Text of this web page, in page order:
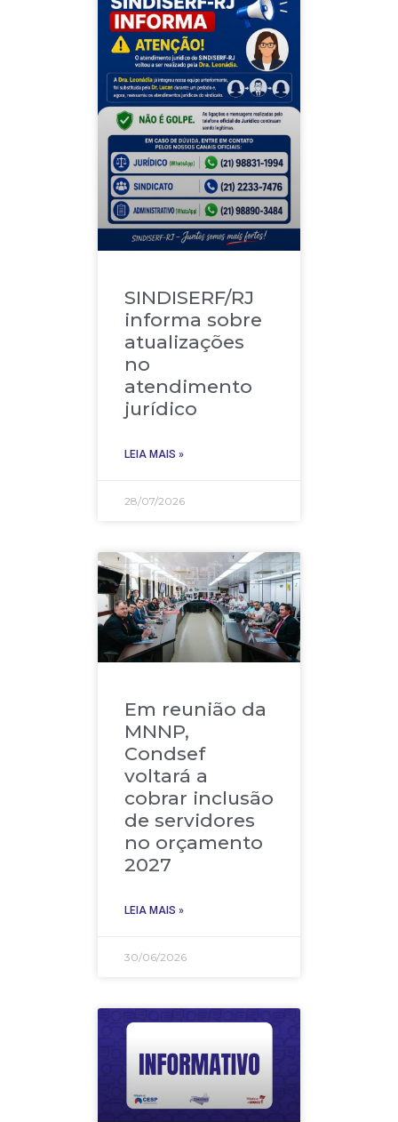
SINDISERF/RJ
informa sobre
atualizações
no
atendimento
jurídico
LEIA MAIS »
28/07/2026
Em reunião da
MNNP,
Condsef
voltará a
cobrar inclusão
de servidores
no orçamento
2027
LEIA MAIS »
30/06/2026